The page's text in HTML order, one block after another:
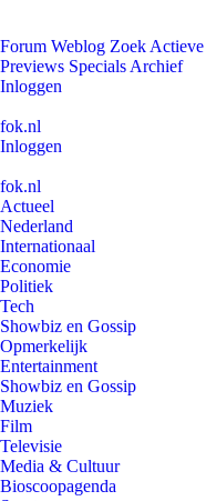
Forum Weblog Zoek
Previews Specials Archief
Inloggen
fok.nl
Inloggen
fok.nl
Actueel
Nederland
Internationaal
Economie
Politiek
Tech
Showbiz en Gossip
Opmerkelijk
Entertainment
Showbiz en Gossip
Muziek
Film
Televisie
Media & Cultuur
Bioscoopagenda